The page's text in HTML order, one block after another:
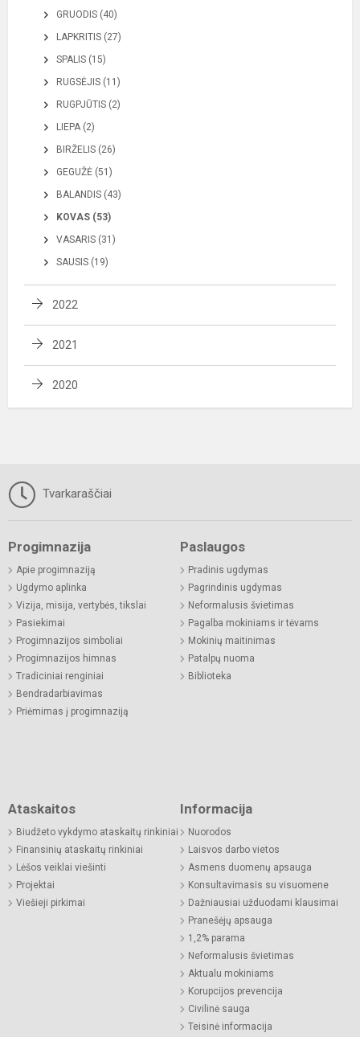
GRUODIS (40)
LAPKRITIS (27)
SPALIS (15)
RUGSĖJIS (11)
RUGPJŪTIS (2)
LIEPA (2)
BIRŽELIS (26)
GEGUŽĖ (51)
BALANDIS (43)
KOVAS (53)
VASARIS (31)
SAUSIS (19)
2022
2021
2020
Tvarkaraščiai
Progimnazija
Apie progimnaziją
Ugdymo aplinka
Vizija, misija, vertybės, tikslai
Pasiekimai
Progimnazijos simboliai
Progimnazijos himnas
Tradiciniai renginiai
Bendradarbiavimas
Priėmimas į progimnaziją
Paslaugos
Pradinis ugdymas
Pagrindinis ugdymas
Neformalusis švietimas
Pagalba mokiniams ir tėvams
Mokinių maitinimas
Patalpų nuoma
Biblioteka
Ataskaitos
Biudžeto vykdymo ataskaitų rinkiniai
Finansinių ataskaitų rinkiniai
Lėšos veiklai viešinti
Projektai
Viešieji pirkimai
Informacija
Nuorodos
Laisvos darbo vietos
Asmens duomenų apsauga
Konsultavimasis su visuomene
Dažniausiai užduodami klausimai
Pranešėjų apsauga
1,2% parama
Neformalusis švietimas
Aktualu mokiniams
Korupcijos prevencija
Civilinė sauga
Teisinė informacija